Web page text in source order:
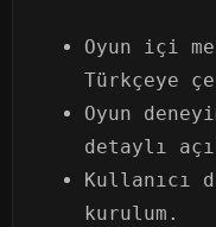
Oyun içi
Türkçeye
Oyun
detaylı
Kullanıcı
kurulum.